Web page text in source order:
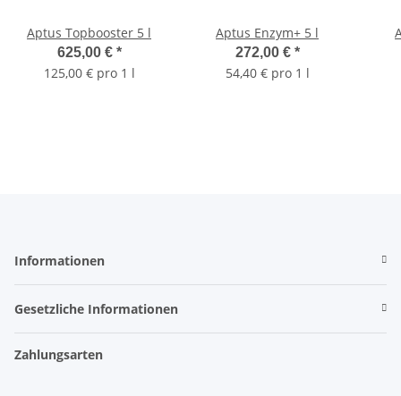
Aptus Topbooster 5 l
625,00 € *
125,00 € pro 1 l
Aptus Enzym+ 5 l
272,00 € *
54,40 € pro 1 l
Informationen
Gesetzliche Informationen
Zahlungsarten